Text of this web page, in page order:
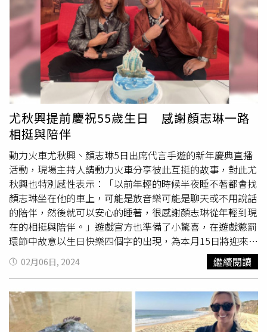
他漁獲中所發現的各種奇怪生物，獲得60多萬網友追蹤。近
日他從太平洋北部打撈到這條詭異生物，影片曝光後獲得20
多萬次點閱，並吸引網友討論，「看起來100%是外星
人」、「老兄，你砍下外星人的頭嗎」，還有人覺得很像電
玩中的魔王角色。這條宛如外星生物的生物應該是白令海圓
腹魚 。（圖／翻攝自 NOAA's Alaska Fisheries Science
Center 、IG） 對於網友的好奇，羅曼表示，這條宛如外
星生物的生物應該是白令海圓腹魚
（Aptocyclusventricosus，也被稱為Smooth lumpfish或
Smooth lumpsucker），又被稱作布袋魚「GOKKO (ゴッ
コ)」，只分布在北太平洋海域，日本則是北海道才能捕
獲，是十分特殊的魚類。這款底棲型魚類，成年時魚身長約
44公分，身體有一層厚厚膠質，腹部帶有吸盤，由於是深海
魚，平常並不容易見到，只有每年2月上旬會回到沿岸產
卵，此時也是白令海圓腹魚捕獲量最高的時候。這款於在北
海道地區常見的方式是料理成湯，將內臟取出後先川燙去除
表面黏液，此外，母魚還能取得魚卵作為珍貴食材，至於這
條被捕撈到的魚為何有奇怪的外型，羅曼認為，有可能是因
為突然被拉出深海，浮出水面的壓力導致身體膨脹變形。俄
羅斯一名漁夫近來捕獲到一種深海怪魚 。（圖／翻攝自
IG）
尤秋興提前慶祝55歲生日 感謝顏志琳一路
相挺與陪伴
動力火車尤秋興、顏志琳5日出席代言手遊的新年慶典直播
活動，現場主持人請動力火車分享彼此互挺的故事，對此尤
秋興也特別感性表示：「以前年輕的時候半夜睡不著都會找
顏志琳坐在他的車上，可能是放音樂可能是聊天或不用說話
的陪伴，然後就可以安心的睡著，很感謝顏志琳從年輕到現
在的相挺與陪伴。」遊戲官方也準備了小驚喜，在遊戲懲罰
環節中故意以生日快樂四個字的出現，為本月15日將迎來
55歲生日的尤秋興準備了慶生蛋糕，蛋糕上放著遊戲中滄海
龍吟的海盜船造型象徵著遊戲玩家們可以跟隨動力火車勇敢
啟程，讓他相當感動。直播以「新春開浪，動力相艇」的獨
特概念，邀請了動力火車一起在新年前與粉絲和玩家共同迎
接農曆新年。遊戲官方貼心地籌備了一系列具有挑戰性的小
關卡，其中在港口爭奪遊戲時，投入最後關鍵一球的顏志琳
02月06日, 2024 繼續閱讀